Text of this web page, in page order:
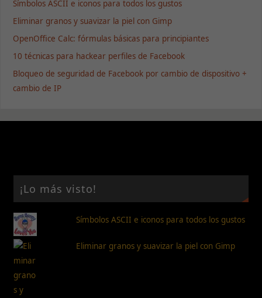
Símbolos ASCII e iconos para todos los gustos
Eliminar granos y suavizar la piel con Gimp
OpenOffice Calc: fórmulas básicas para principiantes
10 técnicas para hackear perfiles de Facebook
Bloqueo de seguridad de Facebook por cambio de dispositivo +
cambio de IP
¡Lo más visto!
Símbolos ASCII e iconos para todos los gustos
Eliminar granos y suavizar la piel con Gimp